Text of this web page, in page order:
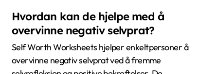
Hvordan kan de hjelpe med å
overvinne negativ selvprat?
Self Worth Worksheets hjelper enkeltpersoner å
overvinne negativ selvprat ved å fremme